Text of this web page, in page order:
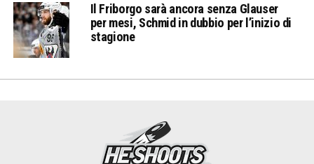
Il Friborgo sarà ancora senza Glauser
per mesi, Schmid in dubbio per l’inizio di
stagione